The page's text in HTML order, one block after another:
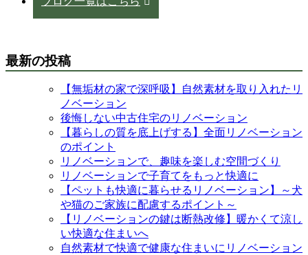
最新の投稿
【無垢材の家で深呼吸】自然素材を取り入れたリ
ノベーション
後悔しない中古住宅のリノベーション
【暮らしの質を底上げする】全面リノベーション
のポイント
リノベーションで、趣味を楽しむ空間づくり
リノベーションで子育てをもっと快適に
【ペットも快適に暮らせるリノベーション】～犬
や猫のご家族に配慮するポイント～
【リノベーションの鍵は断熱改修】暖かくて涼し
い快適な住まいへ
自然素材で快適で健康な住まいにリノベーション